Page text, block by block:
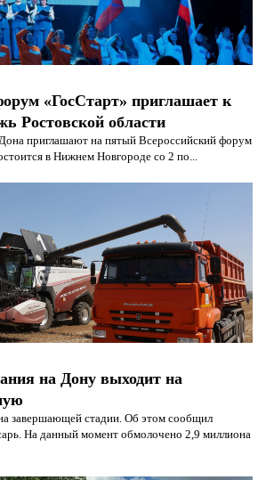
«ГосСтарт» приглашает к
Ростовской области
приглашают на пятый Всероссийский форум
в Нижнем Новгороде со 2 по...
на Дону выходит на
завершающей стадии. Об этом сообщил
На данный момент обмолочено 2,9 миллиона